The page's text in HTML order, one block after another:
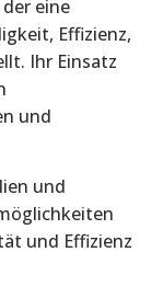
eine
Effizienz,
Ihr Einsatz
und
und
und Effizienz